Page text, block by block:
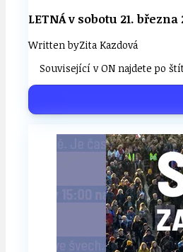
LETNÁ v sobotu 21. března
Written byZita Kazdová
Související v ON najdete po